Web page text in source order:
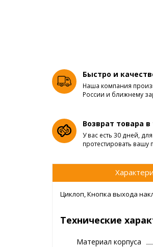
Быстро и
Наша компания
России и ближнему
Возврат товара
У вас есть 30 дней,
протестировать вашу
Циклоп, Кнопка выхода
Технические
Материал корпуса